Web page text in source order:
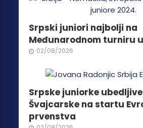
Srpski juniori najbolji na
Međunarodnom turniru
02/08/2026
Srpske juniorke
Švajcarske na startu
prvenstva